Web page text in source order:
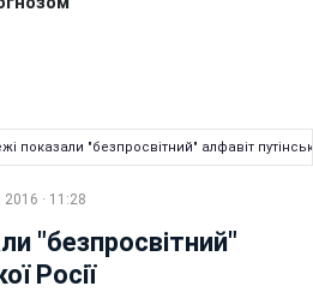
показали "безпросвітний" алфавіт
· 11:28
"безпросвітний"
Росії